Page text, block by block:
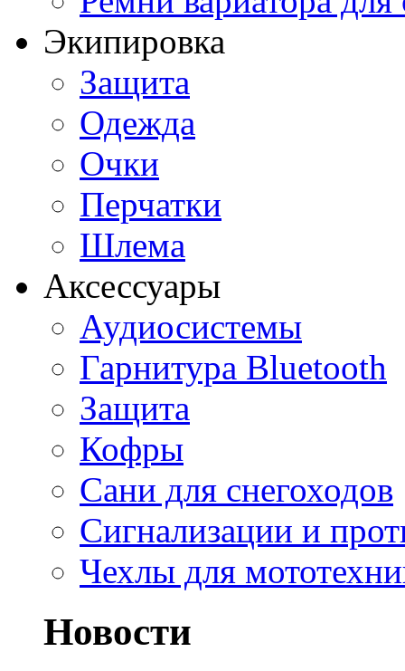
Экипировка
Защита
Одежда
Очки
Перчатки
Шлема
Аксессуары
Аудиосистемы
Гарнитура Bluetooth
Защита
Кофры
Сани для снегоходов
Сигнализации и
Чехлы для
Новости